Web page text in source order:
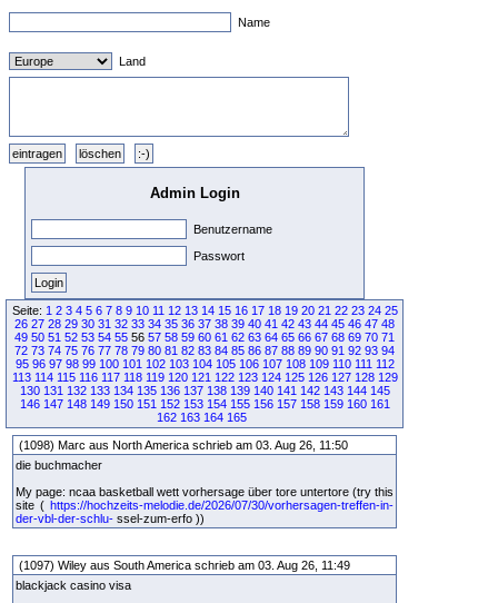
Name
Land
Admin Login
Benutzername
Passwort
Seite: 1 2 3 4 5 6 7 8 9 10 11 12 13 14 15 16 17 18 19 20 21 22 23 24 25
26 27 28 29 30 31 32 33 34 35 36 37 38 39 40 41 42 43 44 45 46 47 48
49 50 51 52 53 54 55 56 57 58 59 60 61 62 63 64 65 66 67 68 69 70 71
72 73 74 75 76 77 78 79 80 81 82 83 84 85 86 87 88 89 90 91 92 93 94
95 96 97 98 99 100 101 102 103 104 105 106 107 108 109 110 111 112
113 114 115 116 117 118 119 120 121 122 123 124 125 126 127 128 129
130 131 132 133 134 135 136 137 138 139 140 141 142 143 144 145
146 147 148 149 150 151 152 153 154 155 156 157 158 159 160 161
162 163 164 165
(1098) Marc aus North America schrieb am 03. Aug 26, 11:50
die buchmacher
My page: ncaa basketball wett vorhersage über tore untertore (try this
site ( https://hochzeits-melodie.de/2026/07/30/vorhersagen-treffen-in-
der-vbl-der-schlu- ssel-zum-erfo ))
(1097) Wiley aus South America schrieb am 03. Aug 26, 11:49
blackjack casino visa